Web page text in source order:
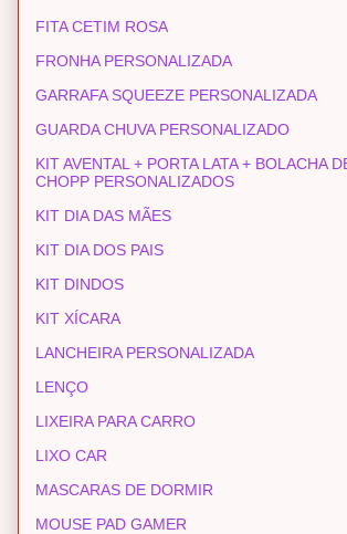
FITA CETIM ROSA
FRONHA PERSONALIZADA
GARRAFA SQUEEZE PERSONALIZADA
GUARDA CHUVA PERSONALIZADO
KIT AVENTAL + PORTA LATA + BOLACHA
CHOPP PERSONALIZADOS
KIT DIA DAS MÃES
KIT DIA DOS PAIS
KIT DINDOS
KIT XÍCARA
LANCHEIRA PERSONALIZADA
LENÇO
LIXEIRA PARA CARRO
LIXO CAR
MASCARAS DE DORMIR
MOUSE PAD GAMER